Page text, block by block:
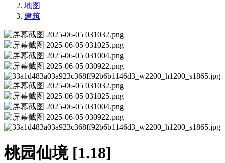
地图
建筑
桃园仙境 [1.18]